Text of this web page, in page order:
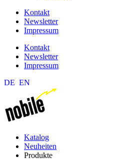
Kontakt
Newsletter
Impressum
Kontakt
Newsletter
Impressum
DE EN
Katalog
Neuheiten
Produkte